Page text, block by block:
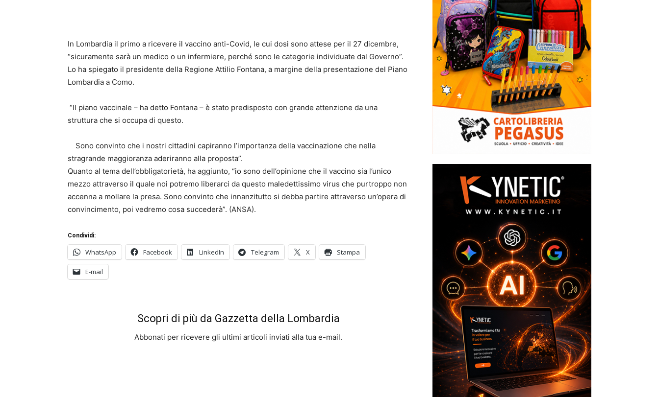
In Lombardia il primo a ricevere il vaccino anti-Covid, le cui dosi sono attese per il 27 dicembre,
“sicuramente sarà un medico o un infermiere, perché sono le categorie individuate dal Governo”.
Lo ha spiegato il presidente della Regione Attilio Fontana, a margine della presentazione del Piano
Lombardia a Como.
“Il piano vaccinale – ha detto Fontana – è stato predisposto con grande attenzione da una
struttura che si occupa di questo.
Sono convinto che i nostri cittadini capiranno l’importanza della vaccinazione che nella
stragrande maggioranza aderiranno alla proposta”.
Quanto al tema dell’obbligatorietà, ha aggiunto, “io sono dell’opinione che il vaccino sia l’unico
mezzo attraverso il quale noi potremo liberarci da questo maledettissimo virus che purtroppo non
accenna a mollare la presa. Sono convinto che innanzitutto si debba partire attraverso un’opera di
convincimento, poi vedremo cosa succederà”. (ANSA).
Condividi:
WhatsApp Facebook LinkedIn Telegram X Stampa
E-mail
Scopri di più da Gazzetta della Lombardia
Abbonati per ricevere gli ultimi articoli inviati alla tua e-mail.